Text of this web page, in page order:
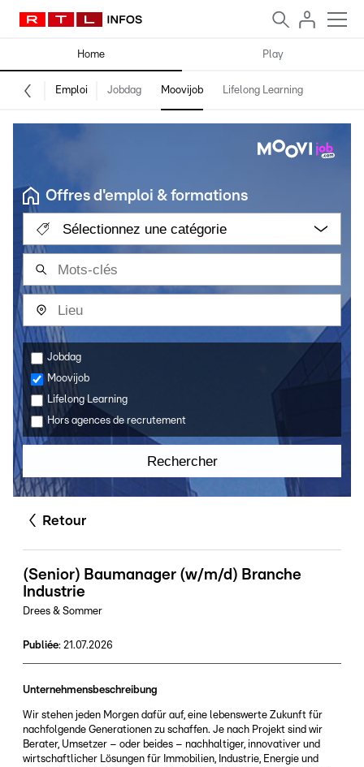
Home Play
Emploi Jobdag Moovijob Lifelong Learning
Offres d'emploi & formations
Sélectionnez une catégorie
Jobdag
Moovijob
Lifelong Learning
Hors agences de recrutement
Rechercher
Retour
(Senior) Baumanager (w/m/d) Branche
Industrie
Drees & Sommer
Publiée: 21.07.2026
Unternehmensbeschreibung
Wir stehen jeden Morgen dafür auf, eine lebenswerte Zukunft für
nachfolgende Generationen zu schaffen. Je nach Projekt sind wir
Berater, Umsetzer – oder beides – nachhaltiger, innovativer und
wirtschaftlicher Lösungen für Immobilien, Industrie, Energie und